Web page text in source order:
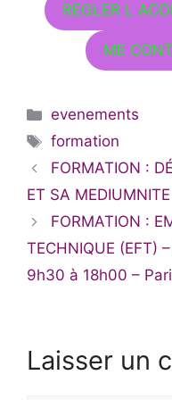
REGLER L
ME
Catégories
evenements
Étiquettes
formation
FORMATION :
ET SA
FORMATION :
TECHNIQUE (EFT)
9h30 à 18h00 –
Laisser un